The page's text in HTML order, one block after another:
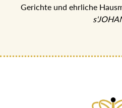
Gerichte und ehrliche